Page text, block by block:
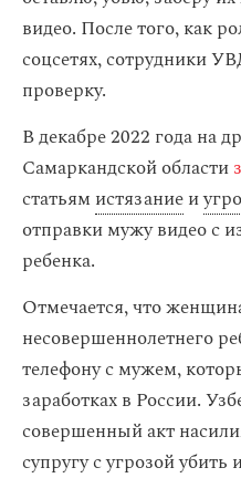
видео. После того, как
соцсетях, сотрудники
проверку.
В декабре 2022 года на
Самаркандской области
статьям истязаниеи
отправки мужу видео с
ребенка.
Отмечается, что
несовершеннолетнего
телефону с мужем,
заработках в России.
совершенный акт
супругу с угрозой убить